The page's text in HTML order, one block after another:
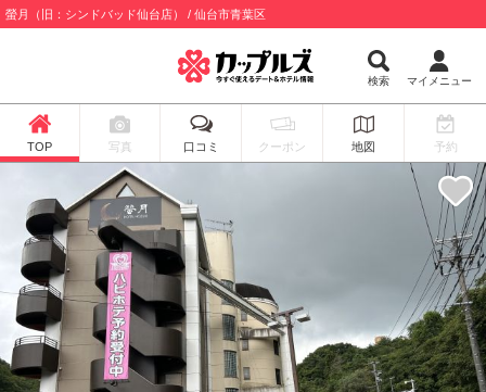
螢月（旧：シンドバッド仙台店） / 仙台市青葉区
検索 マイメニュー
TOP 写真 口コミ クーポン 地図 予約